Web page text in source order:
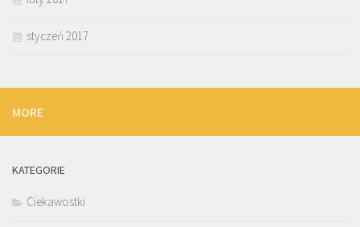
styczeń 2017
MORE
KATEGORIE
Ciekawostki